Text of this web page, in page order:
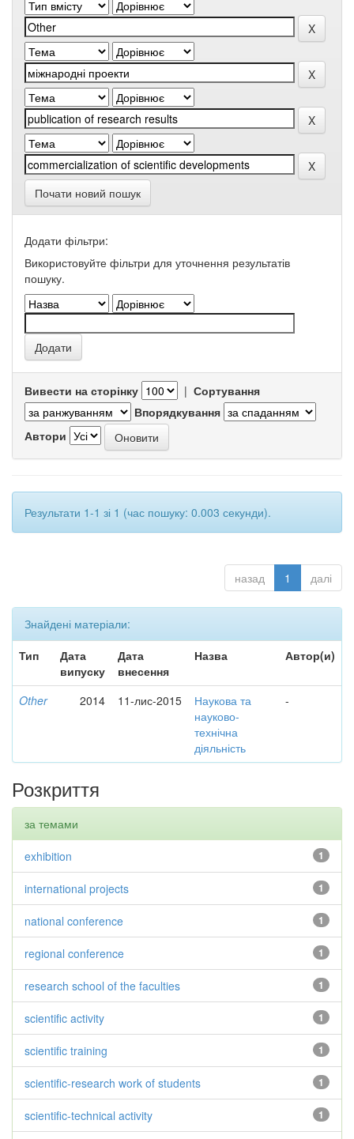
Почати новий пошук
Додати фільтри:
Використовуйте фільтри для уточнення результатів
пошуку.
Вивести на сторінку | Сортування
Впорядкування
Автори
Результати 1-1 зі 1 (час пошуку: 0.003 секунди).
назад 1 далі
Знайдені матеріали:
Тип
Дата
випуску
Дата
внесення
Назва Автор(и)
Other 2014 11-лис-2015
Наукова та
науково-
технічна
діяльність
-
Розкриття
за темами
1
exhibition
1
international projects
1
national conference
1
regional conference
1
research school of the faculties
1
scientific activity
1
scientific training
1
scientific-research work of students
1
scientific-technical activity